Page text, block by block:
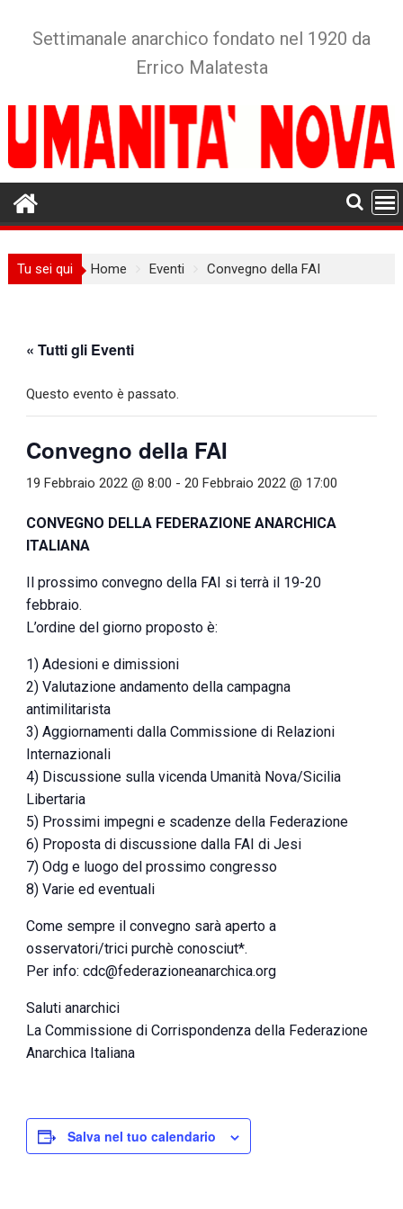
Settimanale anarchico fondato nel 1920 da
Errico Malatesta
Tu sei qui Home Eventi Convegno della FAI
« Tutti gli Eventi
Questo evento è passato.
Convegno della FAI
19 Febbraio 2022 @ 8:00 -20 Febbraio 2022 @ 17:00
CONVEGNO DELLA FEDERAZIONE ANARCHICA
ITALIANA
Il prossimo convegno della FAI si terrà il 19-20
febbraio.
L’ordine del giorno proposto è:
1) Adesioni e dimissioni
2) Valutazione andamento della campagna
antimilitarista
3) Aggiornamenti dalla Commissione di Relazioni
Internazionali
4) Discussione sulla vicenda Umanità Nova/Sicilia
Libertaria
5) Prossimi impegni e scadenze della Federazione
6) Proposta di discussione dalla FAI di Jesi
7) Odg e luogo del prossimo congresso
8) Varie ed eventuali
Come sempre il convegno sarà aperto a
osservatori/trici purchè conosciut*.
Per info: cdc@federazioneanarchica.org
Saluti anarchici
La Commissione di Corrispondenza della Federazione
Anarchica Italiana
Salva nel tuo calendario